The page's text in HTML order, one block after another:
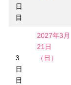
日
目
3
日
目
2027年3月
21日
（日）